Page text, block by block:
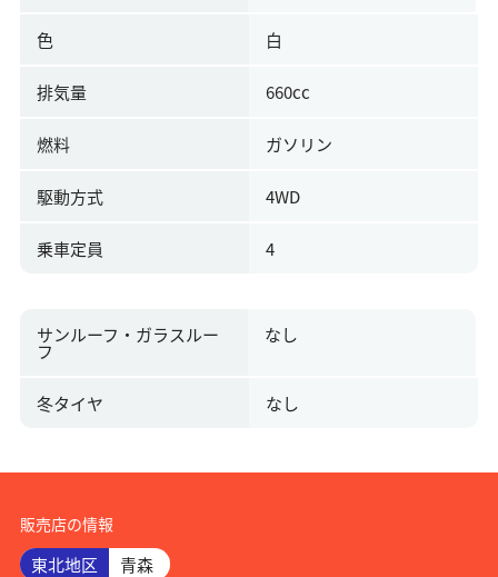
色 白
排気量 660cc
燃料 ガソリン
駆動方式 4WD
乗車定員 4
サンルーフ・ガラスルー
フ
なし
冬タイヤ なし
販売店の情報
東北地区 青森